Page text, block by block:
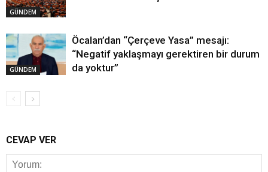
GÜNDEM
GÜNDEM
Öcalan’dan “Çerçeve Yasa” mesajı:
“Negatif yaklaşmayı gerektiren bir durum
da yoktur”
CEVAP VER